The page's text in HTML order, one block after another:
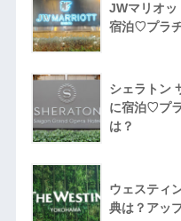
JWマリオッ
宿泊♡プラ
シェラトン
に宿泊♡プ
は？
ウェスティ
典は？アッ